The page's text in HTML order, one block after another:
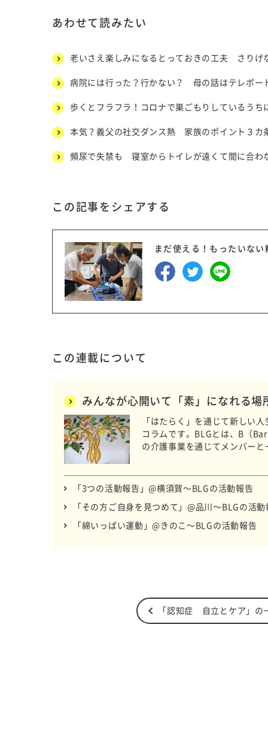
あわせて読みたい
老いさえ楽しみになるとっておきの工夫 さりげ
病院には行った？行かない？ 母の話はテレポ
歩くとフラフラ！コロナで巣ごもりしているう
本気？義父の社交ダンス熱 家族のポイント３
頻尿で失禁も 寝室からトイレが遠くて間に合わ
この記事をシェアする
まだ使える！もったいな
この連載について
みんなが心開いて「素」になれる
「はたらく」を通じて新し
コラムです。BLGとは、B（
の介護事業を通じてメンバー
「3つの活動報告」@横須賀～BLGの活動報告
「その方ご自身を見つめて」@品川～BLGの活
「綿いっぱい運動」@きのこ～BLGの活動報告
「認知症 自立とケア」の